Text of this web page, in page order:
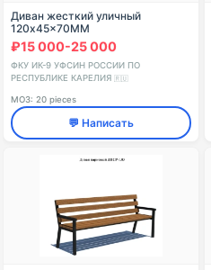
Диван жесткий уличный
120x45x70ММ
₽15 000-25 000
ФКУ ИК-9 УФСИН РОССИИ ПО
РЕСПУБЛИКЕ КАРЕЛИЯ 🇷🇺
МОЗ: 20 pieces
💬 Написать